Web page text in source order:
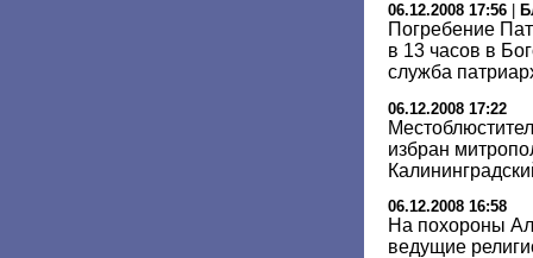
06.12.2008 17:56
Погребение
в 13 часов в
служба
06.12.2008 17:22
избран
06.12.2008 16:58
На похороны
ведущие